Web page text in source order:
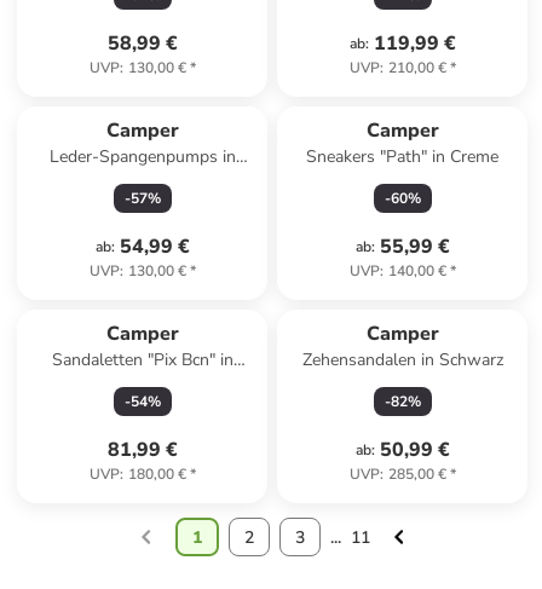
58,99 €
UVP: 130,00 €*
ab: 119,99 €
UVP: 210,00 €*
Camper
Leder-Spangenpumps in
Dunkelblau
-57%
ab: 54,99 €
UVP: 130,00 €*
Camper
Sneakers "Path" in Creme
-60%
ab: 55,99 €
UVP: 140,00 €*
Camper
Sandaletten "Pix Bcn" in
Schwarz
-54%
81,99 €
UVP: 180,00 €*
Camper
Zehensandalen in Schwarz
-82%
ab: 50,99 €
UVP: 285,00 €*
1 2 3 ... 11